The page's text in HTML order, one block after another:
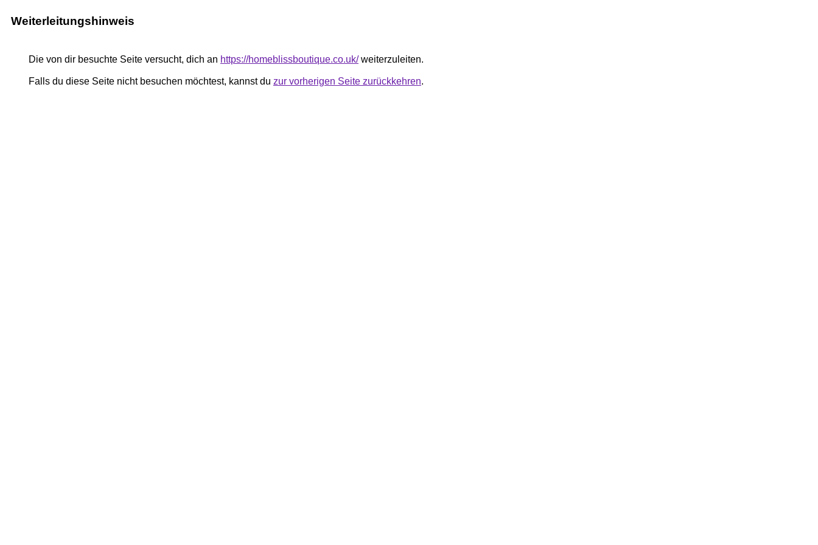
Weiterleitungshinweis
Die von dir besuchte Seite versucht, dich an https://homeblissboutique.co.uk/weiterzuleiten.
Falls du diese Seite nicht besuchen möchtest, kannst du zur vorherigen Seite zurückkehren.